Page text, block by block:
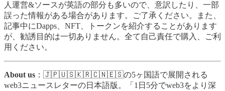
人運営&ソースが英語の部分も多いので、意訳したり、一部
誤った情報がある場合があります。ご了承ください。また、
記事中にDapps、NFT、トークンを紹介することがあります
が、勧誘目的は一切ありません。全て自己責任で購入、ご利
用ください。
About us ：🇯🇵🇺🇸🇰🇷🇨🇳🇪🇸の5ヶ国語で展開される
web3ニュースレターの日本語版。「1日5分でweb3をより深